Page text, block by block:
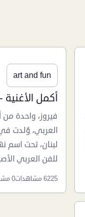
art and fun
أكمل
فيروز، واحدة
لبنان، تحت اسم
للفن العربي
6225 مشاهدات 0 مشاركات